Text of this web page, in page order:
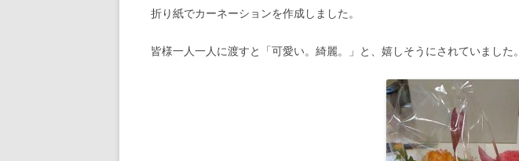
折り紙でカーネーションを作成しました。
皆様一人一人に渡すと「可愛い。綺麗。」と、嬉しそうにされていました。